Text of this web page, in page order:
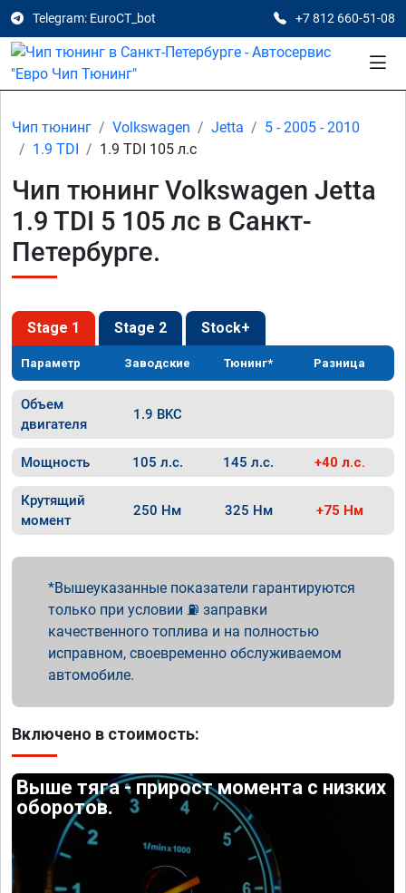
Telegram: EuroCT_bot +7 812 660-51-08
Чип тюнинг Volkswagen Jetta
5 - 2005 - 2010
1.9 TDI
1.9 TDI 105 л.с
Чип тюнинг Volkswagen Jetta
1.9 TDI 5 105 лс в Санкт-
Петербурге.
Stage 1 Stage 2 Stock+
Параметр Заводские Тюнинг* Разница
Объем
двигателя
1.9 BKC
Мощность 105 л.с. 145 л.с. +40 л.с.
Крутящий
момент
250 Нм 325 Нм +75 Нм
Вышеуказанные показатели гарантируются
только при условии ⛽ заправки
качественного топлива и на полностью
исправном, своевременно обслуживаемом
автомобиле.
Включено в стоимость:
Выше тяга - прирост момента с низких
оборотов.